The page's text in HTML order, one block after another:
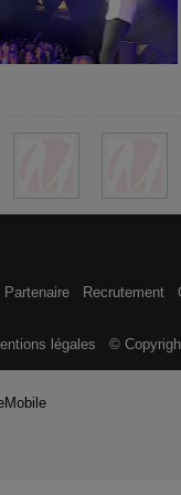
Recrutement
légales ©